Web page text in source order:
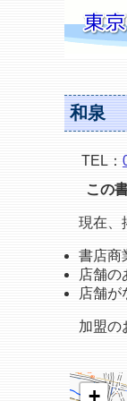
和泉
TEL：
この
現在、
書店商
店舗の
店舗が
加盟の
+